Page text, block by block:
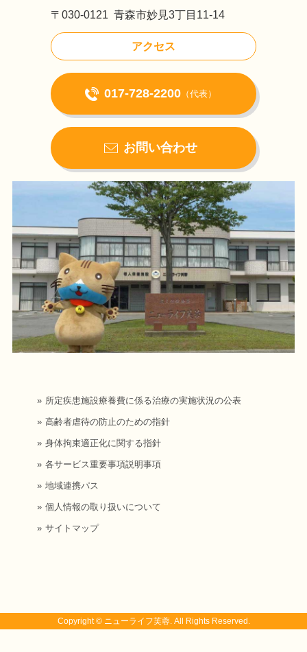
〒030-0121 青森市妙見3丁目11-14
アクセス
017-728-2200（代表）
お問い合わせ
所定疾患施設療養費に係る治療の実施状況の公表
高齢者虐待の防止のための指針
身体拘束適正化に関する指針
各サービス重要事項説明事項
地域連携パス
個人情報の取り扱いについて
サイトマップ
Copyright © ニューライフ芙蓉. All Rights Reserved.